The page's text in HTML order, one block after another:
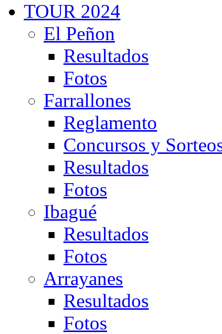
TOUR 2024
El Peñon
Resultados
Fotos
Farrallones
Reglamento
Concursos y
Resultados
Fotos
Ibagué
Resultados
Fotos
Arrayanes
Resultados
Fotos